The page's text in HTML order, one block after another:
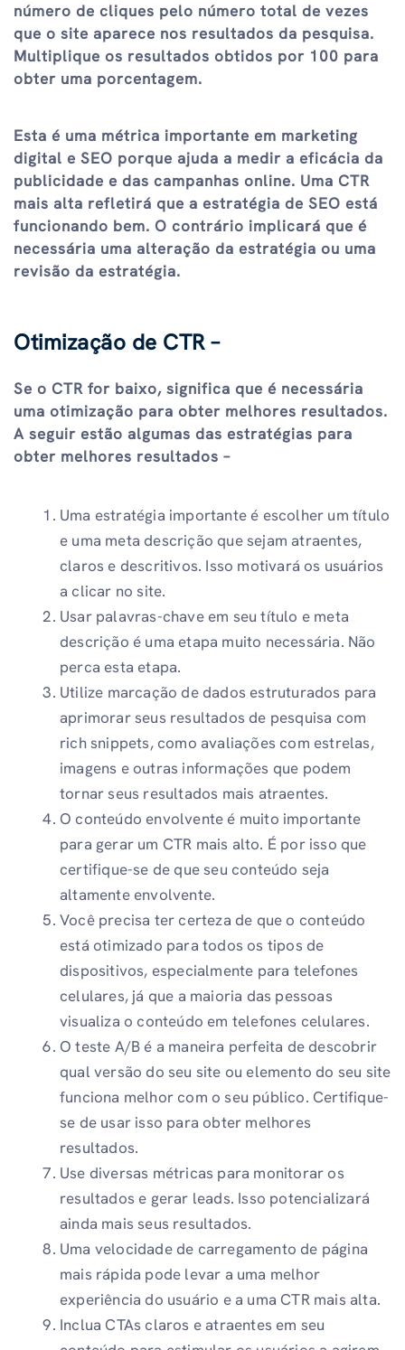
número de cliques pelo número total de vezes
que o site aparece nos resultados da pesquisa.
Multiplique os resultados obtidos por 100 para
obter uma porcentagem.
Esta é uma métrica importante em marketing
digital e SEO porque ajuda a medir a eficácia da
publicidade e das campanhas online. Uma CTR
mais alta refletirá que a estratégia de SEO está
funcionando bem. O contrário implicará que é
necessária uma alteração da estratégia ou uma
revisão da estratégia.
Otimização de CTR –
Se o CTR for baixo, significa que é necessária
uma otimização para obter melhores resultados.
A seguir estão algumas das estratégias para
obter melhores resultados –
Uma estratégia importante é escolher um título
e uma meta descrição que sejam atraentes,
claros e descritivos. Isso motivará os usuários
a clicar no site.
Usar palavras-chave em seu título e meta
descrição é uma etapa muito necessária. Não
perca esta etapa.
Utilize marcação de dados estruturados para
aprimorar seus resultados de pesquisa com
rich snippets, como avaliações com estrelas,
imagens e outras informações que podem
tornar seus resultados mais atraentes.
O conteúdo envolvente é muito importante
para gerar um CTR mais alto. É por isso que
certifique-se de que seu conteúdo seja
altamente envolvente.
Você precisa ter certeza de que o conteúdo
está otimizado para todos os tipos de
dispositivos, especialmente para telefones
celulares, já que a maioria das pessoas
visualiza o conteúdo em telefones celulares.
O teste A/B é a maneira perfeita de descobrir
qual versão do seu site ou elemento do seu site
funciona melhor com o seu público. Certifique-
se de usar isso para obter melhores
resultados.
Use diversas métricas para monitorar os
resultados e gerar leads. Isso potencializará
ainda mais seus resultados.
Uma velocidade de carregamento de página
mais rápida pode levar a uma melhor
experiência do usuário e a uma CTR mais alta.
Inclua CTAs claros e atraentes em seu